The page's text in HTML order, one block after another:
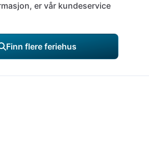
er vår kundeservice
Finn flere feriehus